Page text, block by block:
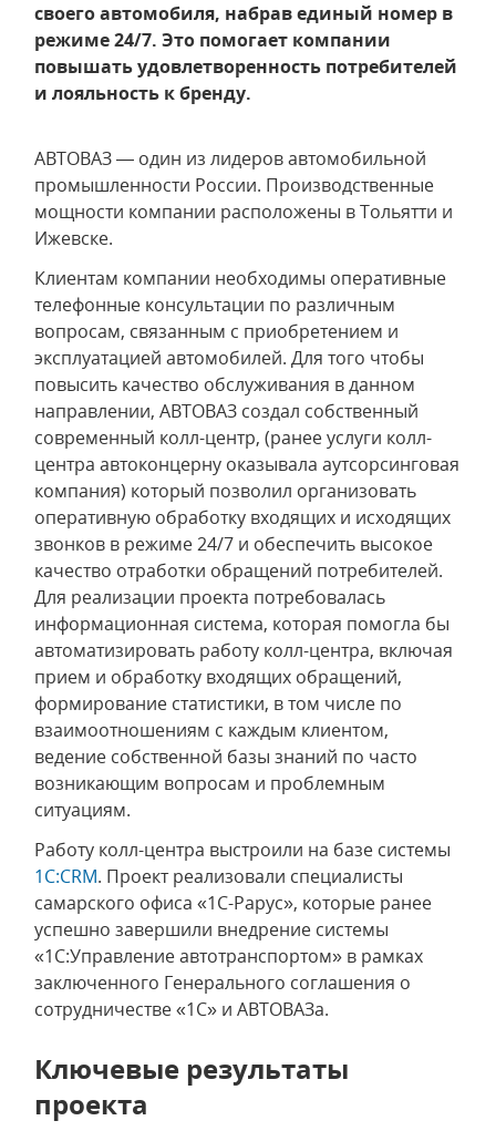
своего автомобиля, набрав единый номер в
режиме 24/7. Это помогает компании
повышать удовлетворенность потребителей
и лояльность к бренду.
АВТОВАЗ — один из лидеров автомобильной
промышленности России. Производственные
мощности компании расположены в Тольятти и
Ижевске.
Клиентам компании необходимы оперативные
телефонные консультации по различным
вопросам, связанным с приобретением и
эксплуатацией автомобилей. Для того чтобы
повысить качество обслуживания в данном
направлении, АВТОВАЗ создал собственный
современный колл-центр, (ранее услуги колл-
центра автоконцерну оказывала аутсорсинговая
компания) который позволил организовать
оперативную обработку входящих и исходящих
звонков в режиме 24/7 и обеспечить высокое
качество отработки обращений потребителей.
Для реализации проекта потребовалась
информационная система, которая помогла бы
автоматизировать работу колл-центра, включая
прием и обработку входящих обращений,
формирование статистики, в том числе по
взаимоотношениям с каждым клиентом,
ведение собственной базы знаний по часто
возникающим вопросам и проблемным
ситуациям.
Работу колл-центра выстроили на базе системы
1С:CRM. Проект реализовали специалисты
самарского офиса «1С-Рарус», которые ранее
успешно завершили внедрение системы
«1С:Управление автотранспортом» в рамках
заключенного Генерального соглашения о
сотрудничестве «1С» и АВТОВАЗа.
Ключевые результаты
проекта